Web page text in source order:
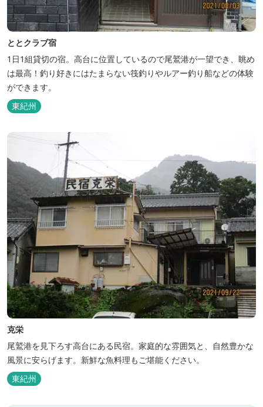
ととクラブ宿
1日1組貸切の宿。高台に位置しているので尾鷲港が一望でき、眺め
は最高！釣り好きにはたまらない筏釣りやルアー釣り船などの体験
ができます。
東紀州
克栄
尾鷲港を見下ろす高台にある民宿。家庭的な雰囲気と、自然豊かな
風景に安らげます。新鮮な魚料理もご堪能ください。
東紀州